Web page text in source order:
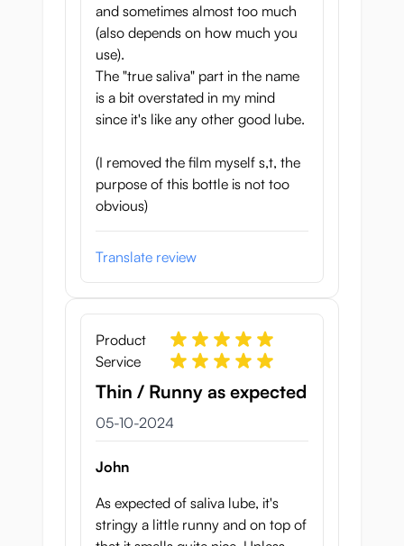
and sometimes almost too much
(also depends on how much you
use).
The "true saliva" part in the name
is a bit overstated in my mind
since it's like any other good lube.
(I removed the film myself s,t, the
purpose of this bottle is not too
obvious)
Translate review
Product
Service
Thin / Runny as expected
5 oktober 2024
05-10-2024
John
As expected of saliva lube, it's
stringy a little runny and on top of